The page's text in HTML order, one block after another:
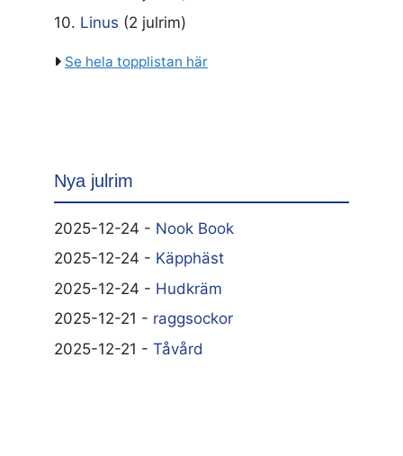
10. Linus (2 julrim)
Se hela topplistan här
Nya julrim
2025-12-24 - Nook Book
2025-12-24 - Käpphäst
2025-12-24 - Hudkräm
2025-12-21 - raggsockor
2025-12-21 - Tåvård